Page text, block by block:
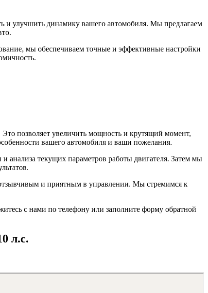
и улучшить динамику вашего автомобиля. Мы предлагаем
мы обеспечиваем точные и эффективные настройки
позволяет увеличить мощность и крутящий момент,
вашего автомобиля и ваши пожелания.
анализа текущих параметров работы двигателя. Затем мы
и приятным в управлении. Мы стремимся к
с нами по телефону или заполните форму обратной
л.с.